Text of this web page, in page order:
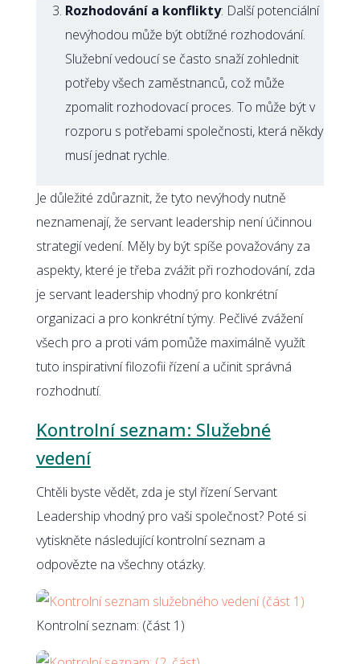
Rozhodování a konflikty: Další potenciální
nevýhodou může být obtížné rozhodování.
Služební vedoucí se často snaží zohlednit
potřeby všech zaměstnanců, což může
zpomalit rozhodovací proces. To může být v
rozporu s potřebami společnosti, která někdy
musí jednat rychle.
Je důležité zdůraznit, že tyto nevýhody nutně
neznamenají, že servant leadership není účinnou
strategií vedení. Měly by být spíše považovány za
aspekty, které je třeba zvážit při rozhodování, zda
je servant leadership vhodný pro konkrétní
organizaci a pro konkrétní týmy. Pečlivé zvážení
všech pro a proti vám pomůže maximálně využít
tuto inspirativní filozofii řízení a učinit správná
rozhodnutí.
Kontrolní seznam: Služebné
vedení
Chtěli byste vědět, zda je styl řízení Servant
Leadership vhodný pro vaši společnost? Poté si
vytiskněte následující kontrolní seznam a
odpovězte na všechny otázky.
Kontrolní seznam: (část 1)